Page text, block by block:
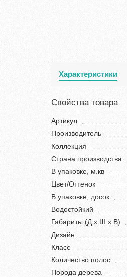
Характеристики
Свойства товара
Артикул
Производитель
Коллекция
Страна производства
В упаковке, м.кв
Цвет/Оттенок
В упаковке, досок
Водостойкий
Габариты (Д х Ш х В)
Дизайн
Класс
Количество полос
Порода дерева